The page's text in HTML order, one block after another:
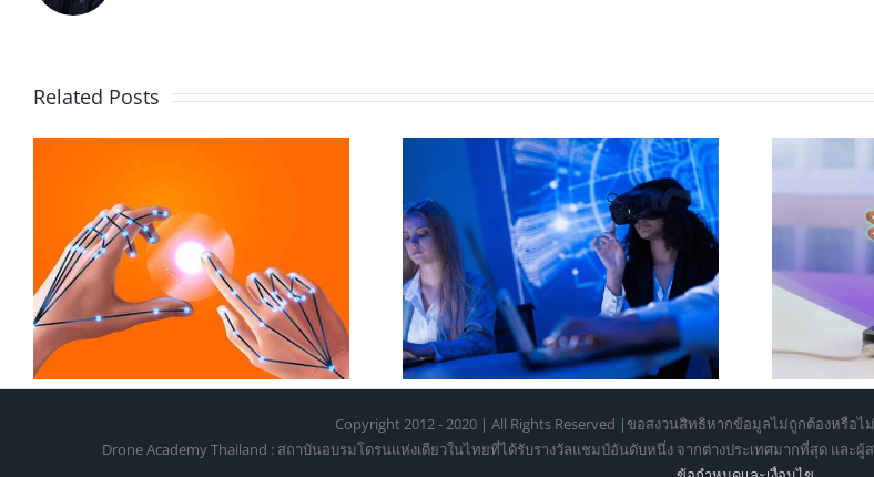
Related Posts
XR ในห้องเรียนมหาวิทยาลัย:
บทบาทของ Hand Tracking ใน
การเรียนรู้ยุคใหม่
Leap Motion Controller 2 กับ
การออกแบบ Hand Tracking
สำหรับ XR ระดับมืออาชีพ
Copyright 2012 - 2020 | All Rights Reserved |ขอสงวนสิทธิหากข้อมูลไม่ถูกต้องหรือ
Drone Academy Thailand : สถาบันอบรมโดรนแห่งเดียวในไทยที่ได้รับรางวัลแชมป์อันดับหนึ่ง จากต่างประเทศมากที่สุด และผู้ส